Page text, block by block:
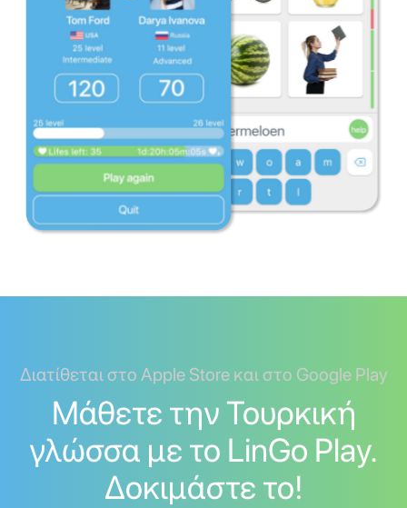
Διατίθεται στο Apple Store και στο Google Play
Μάθετε την Τουρκική
γλώσσα με το LinGo Play.
Δοκιμάστε το!